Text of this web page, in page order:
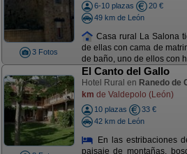
3 Fotos
6-10 plazas
20 €
49 km de León
Casa rural La Salona
de ellas con cama de
de baño, uno de ellos con
El Canto del Gallo
Hotel Rural en Ranedo de
km de Valdepolo (León)
10 plazas
33 €
42 km de León
En las estribaciones
paisaje de montañas,